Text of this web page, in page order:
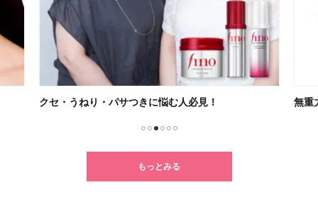
クセ・うねり・パサつきに悩む人必見！ 無重
もっとみる